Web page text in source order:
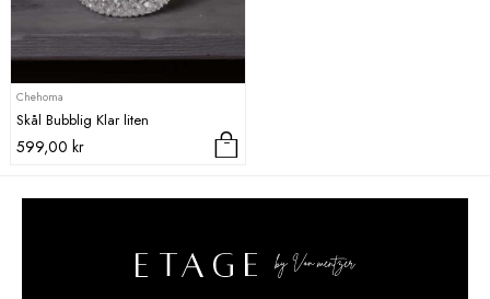
Chehoma
Skål Bubblig Klar liten
599,00 kr